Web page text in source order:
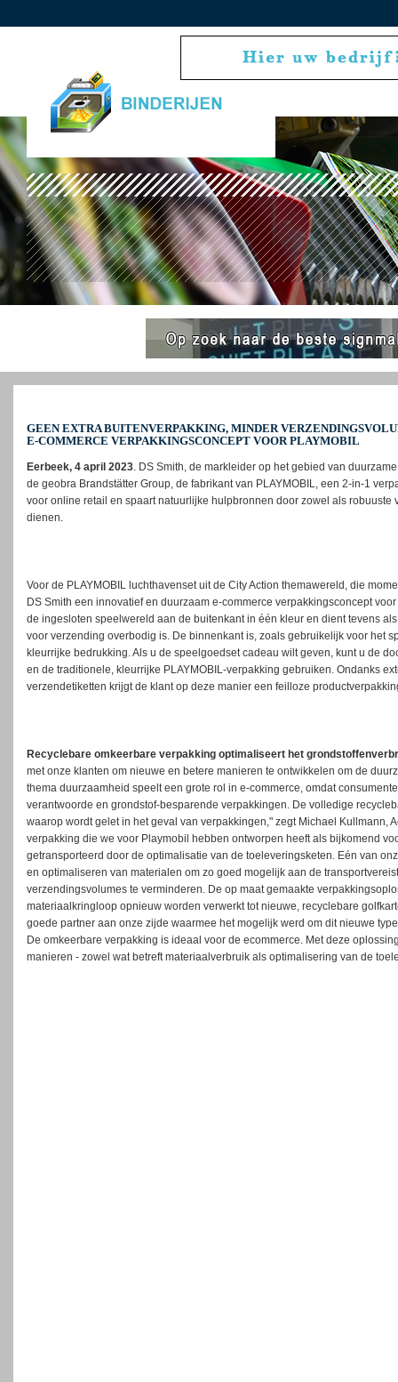
GEEN EXTRA BUITENVERPAKKING, MINDER
E-COMMERCE VERPAKKINGSCONCEPT VOOR PLAYMOBIL
Eerbeek, 4 april 2023. DS Smith, de markleider op het gebied van
de geobra Brandstätter Group, de fabrikant van PLAYMOBIL, een 2-in-1
voor online retail en spaart natuurlijke hulpbronnen door zowel als
dienen.
Voor de PLAYMOBIL luchthavenset uit de City Action themawereld, die
DS Smith een innovatief en duurzaam e-commerce verpakkingsconcept
de ingesloten speelwereld aan de buitenkant in één kleur en dient tevens
voor verzending overbodig is. De binnenkant is, zoals gebruikelijk voor het
kleurrijke bedrukking. Als u de speelgoedset cadeau wilt geven, kunt u de
en de traditionele, kleurrijke PLAYMOBIL-verpakking gebruiken. Ondanks
verzendetiketten krijgt de klant op deze manier een feilloze
Recyclebare omkeerbare verpakking optimaliseert het
met onze klanten om nieuwe en betere manieren te ontwikkelen om de
thema duurzaamheid speelt een grote rol in e-commerce, omdat
verantwoorde en grondstof-besparende verpakkingen. De volledige
waarop wordt gelet in het geval van verpakkingen," zegt Michael Kullmann,
verpakking die we voor Playmobil hebben ontworpen heeft als bijkomend
getransporteerd door de optimalisatie van de toeleveringsketen. Eén van
en optimaliseren van materialen om zo goed mogelijk aan de
verzendingsvolumes te verminderen. De op maat gemaakte
materiaalkringloop opnieuw worden verwerkt tot nieuwe, recyclebare
goede partner aan onze zijde waarmee het mogelijk werd om dit nieuwe
De omkeerbare verpakking is ideaal voor de ecommerce. Met deze
manieren - zowel wat betreft materiaalverbruik als optimalisering van de